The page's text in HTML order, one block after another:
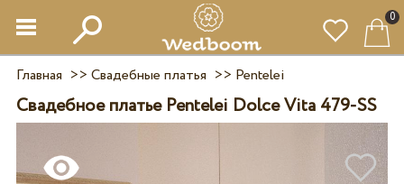
0
Главная >> Свадебные платья >> Pentelei
Свадебное платье Pentelei Dolce Vita 479-SS